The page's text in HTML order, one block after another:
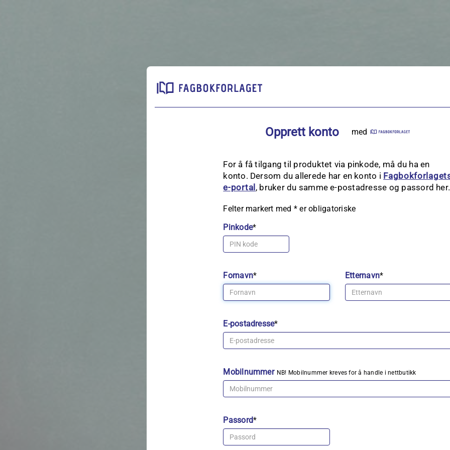
Opprett konto med
For å få tilgang til produktet via pinkode, må du ha en
konto. Dersom du allerede har en konto i
e‑portal, bruker du samme e-postadresse og passord her.
Felter markert med * er obligatoriske
Pinkode*
Fornavn* Etternavn*
E-postadresse*
Mobilnummer NB! Mobilnummer kreves for å handle i nettbutikk
Passord*